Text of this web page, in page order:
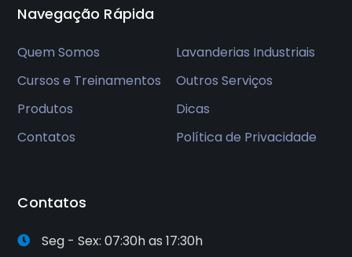
Navegação Rápida
Quem Somos
Lavanderias Industriais
Cursos e Treinamentos
Outros Serviços
Produtos
Dicas
Contatos
Política de Privacidade
Contatos
Seg - Sex: 07:30h as 17:30h